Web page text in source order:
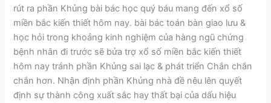
rút ra phần Khủng bài bác học quý báu mang đến xổ số
miền bắc kiến thiết hôm nay. bài bác toán bàn giao lưu &
học hỏi trong khoảng kinh nghiệm của hàng ngũ chứng
bệnh nhân đi trước sẽ bửa trợ xổ số miền bắc kiến thiết
hôm nay tránh phần Khủng sai lạc & phát triển Chắn chắn
chắn hơn. Nhận định phần Khủng nhà đề nêu lên quyết
định sự thành công xuất sắc hay thất bại của dấu hiệu